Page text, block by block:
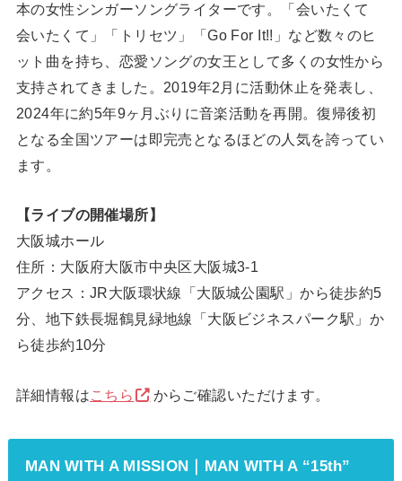
本の女性シンガーソングライターです。「会いたくて
会いたくて」「トリセツ」「Go For It!!」など数々のヒ
ット曲を持ち、恋愛ソングの女王として多くの女性から
支持されてきました。2019年2月に活動休止を発表し、
2024年に約5年9ヶ月ぶりに音楽活動を再開。復帰後初
となる全国ツアーは即完売となるほどの人気を誇ってい
ます。
【ライブの開催場所】
大阪城ホール
住所：大阪府大阪市中央区大阪城3-1
アクセス：JR大阪環状線「大阪城公園駅」から徒歩約5
分、地下鉄長堀鶴見緑地線「大阪ビジネスパーク駅」か
ら徒歩約10分
詳細情報はこちら からご確認いただけます。
MAN WITH A MISSION｜MAN WITH A “15th”